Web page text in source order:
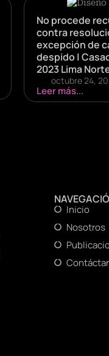
No procede
contra
excepción de
despido |
2023 Lima
octubre 24,
Leer más...
Inicio
Nosotros